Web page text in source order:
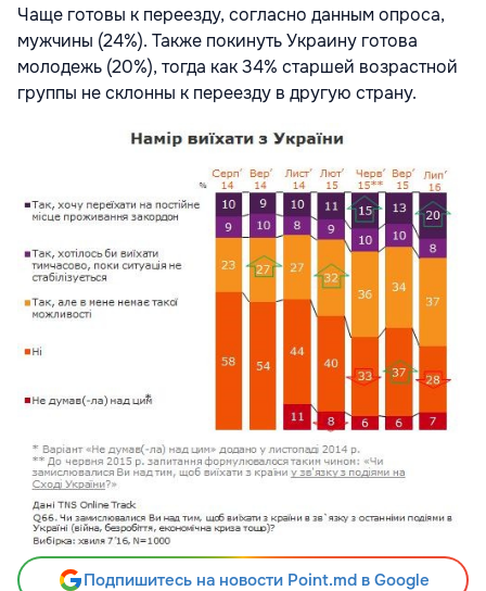
Чаще готовы к переезду, согласно данным опроса,
мужчины (24%). Также покинуть Украину готова
молодежь (20%), тогда как 34% старшей возрастной
группы не склонны к переезду в другую страну.
Подпишитесь на новости Point.md в Google